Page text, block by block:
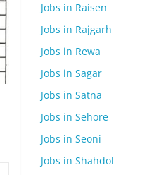
Jobs in Raisen
Jobs in Rajgarh
Jobs in Rewa
Jobs in Sagar
Jobs in Satna
Jobs in Sehore
Jobs in Seoni
Jobs in Shahdol